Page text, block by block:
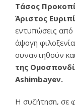
Τάσος
Άριστος
εντυπώσεις από
άψογη
συναντηθούν
της
Ashimbayev.
Η συζήτηση, σε